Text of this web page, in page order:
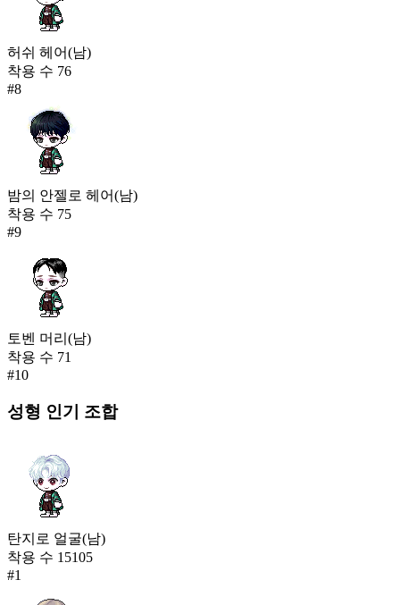
허쉬 헤어(남)
착용 수 76
#8
밤의 안젤로 헤어(남)
착용 수 75
#9
토벤 머리(남)
착용 수 71
#10
성형 인기 조합
탄지로 얼굴(남)
착용 수 15105
#1